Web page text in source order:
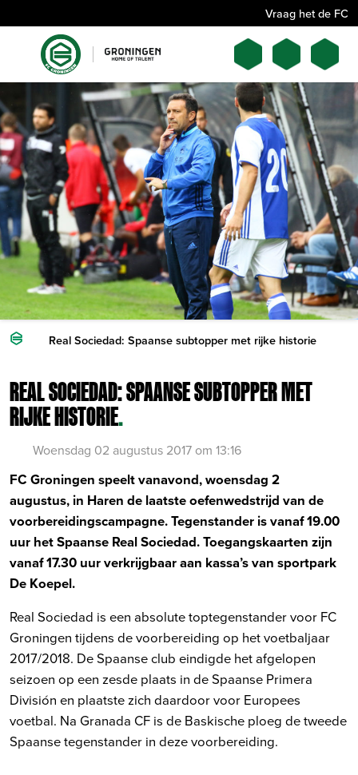
Vraag het de FC
Real Sociedad: Spaanse subtopper met rijke historie
REAL SOCIEDAD: SPAANSE SUBTOPPER MET
RIJKE HISTORIE.
Woensdag 02 augustus 2017 om 13:16
FC Groningen speelt vanavond, woensdag 2
augustus, in Haren de laatste oefenwedstrijd van de
voorbereidingscampagne. Tegenstander is vanaf 19.00
uur het Spaanse Real Sociedad. Toegangskaarten zijn
vanaf 17.30 uur verkrijgbaar aan kassa’s van sportpark
De Koepel.
Real Sociedad is een absolute toptegenstander voor FC
Groningen tijdens de voorbereiding op het voetbaljaar
2017/2018. De Spaanse club eindigde het afgelopen
seizoen op een zesde plaats in de Spaanse Primera
División en plaatste zich daardoor voor Europees
voetbal. Na Granada CF is de Baskische ploeg de tweede
Spaanse tegenstander in deze voorbereiding.